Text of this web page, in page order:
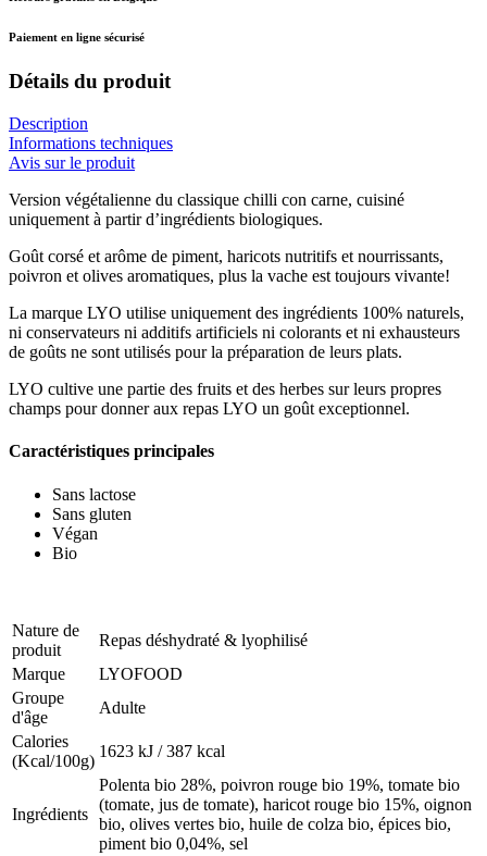
Paiement en ligne sécurisé
Détails du produit
Description
Informations techniques
Avis sur le produit
Version végétalienne du classique chilli con carne, cuisiné
uniquement à partir d’ingrédients biologiques.
Goût corsé et arôme de piment, haricots nutritifs et nourrissants,
poivron et olives aromatiques, plus la vache est toujours vivante!
La marque LYO utilise uniquement des ingrédients 100% naturels,
ni conservateurs ni additifs artificiels ni colorants et ni exhausteurs
de goûts ne sont utilisés pour la préparation de leurs plats.
LYO cultive une partie des fruits et des herbes sur leurs propres
champs pour donner aux repas LYO un goût exceptionnel.
Caractéristiques principales
Sans lactose
Sans gluten
Végan
Bio
Nature de
produit
Repas déshydraté & lyophilisé
Marque
LYOFOOD
Groupe
d'âge
Adulte
Calories
(Kcal/100g)
1623 kJ / 387 kcal
Ingrédients
Polenta bio 28%, poivron rouge bio 19%, tomate bio
(tomate, jus de tomate), haricot rouge bio 15%, oignon
bio, olives vertes bio, huile de colza bio, épices bio,
piment bio 0,04%, sel